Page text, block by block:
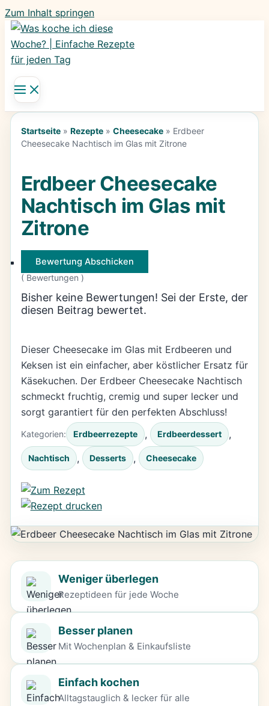
Zum Inhalt springen
Startseite» Rezepte» Cheesecake» Erdbeer
Cheesecake Nachtisch im Glas mit Zitrone
Erdbeer Cheesecake
Nachtisch im Glas mit
Zitrone
Bewertung Abschicken
( Bewertungen )
Bisher keine Bewertungen! Sei der Erste, der
diesen Beitrag bewertet.
Dieser Cheesecake im Glas mit Erdbeeren und
Keksen ist ein einfacher, aber köstlicher Ersatz für
Käsekuchen. Der Erdbeer Cheesecake Nachtisch
schmeckt fruchtig, cremig und super lecker und
sorgt garantiert für den perfekten Abschluss!
Kategorien: Erdbeerrezepte , Erdbeerdessert ,
Nachtisch , Desserts , Cheesecake
Weniger überlegen
Rezeptideen für jede Woche
Besser planen
Mit Wochenplan & Einkaufsliste
Einfach kochen
Alltagstauglich & lecker für alle